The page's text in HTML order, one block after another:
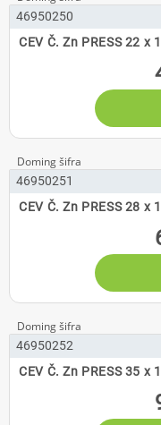
46950250
CEV Č. Zn PRESS 22 x
46950251
CEV Č. Zn PRESS 28 x
46950252
CEV Č. Zn PRESS 35 x